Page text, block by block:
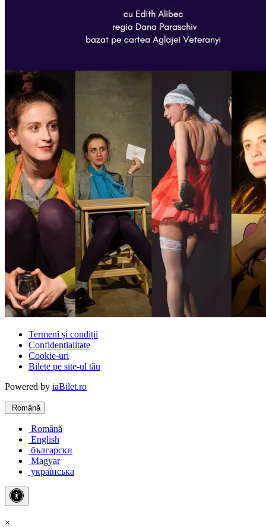
Termeni și condiții
Confidențialitate
Cookie-uri
Bilete pe site-ul tău
Powered by iaBilet.ro
Română
Română
English
български
Magyar
українська
×